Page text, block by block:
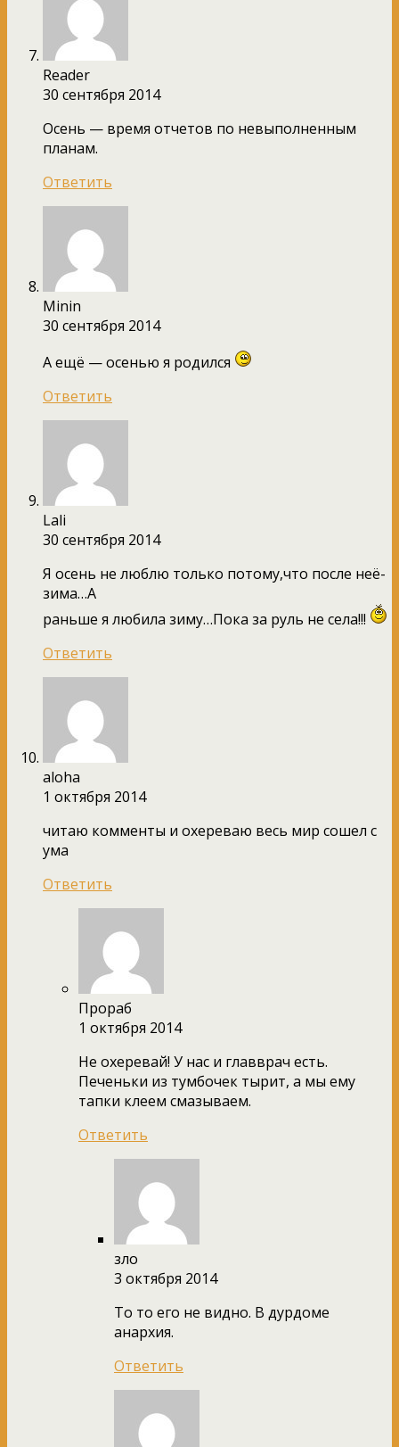
Reader
30 сентября 2014
Осень — время отчетов по невыполненным
планам.
Ответить
Minin
30 сентября 2014
А ещё — осенью я родился
Ответить
Lali
30 сентября 2014
Я осень не люблю только потому,что после неё-
зима…А
раньше я любила зиму…Пока за руль не села!!!
Ответить
aloha
1 октября 2014
читаю комменты и охереваю весь мир сошел с
ума
Ответить
Прораб
1 октября 2014
Не охеревай! У нас и главврач есть.
Печеньки из тумбочек тырит, а мы ему
тапки клеем смазываем.
Ответить
зло
3 октября 2014
То то его не видно. В дурдоме
анархия.
Ответить